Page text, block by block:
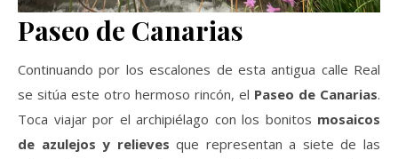
Paseo de Canarias
Continuando por los escalones de esta antigua calle Real
se sitúa este otro hermoso rincón, el Paseo de Canarias.
Toca viajar por el archipiélago con los bonitos mosaicos
de azulejos y relieves que representan a siete de las